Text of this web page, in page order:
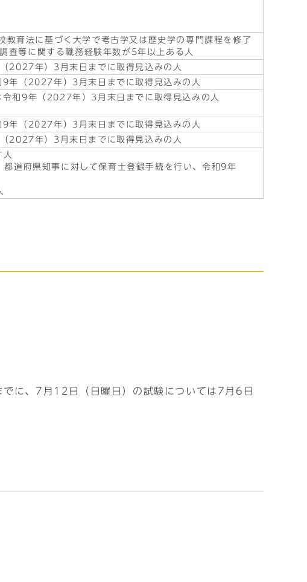
育法に基づく大学で考古学又は歴史学の専門課程を修了
査等に関する職務経験年数が5年以上ある人
2027年）3月末日までに取得見込みの人
年（2027年）3月末日までに取得見込みの人
和9年（2027年）3月末日までに取得見込みの人
年（2027年）3月末日までに取得見込みの人
2027年）3月末日までに取得見込みの人
道府県知事に対して保育士登録手続を行い、令和9年
に、7月12日（日曜日）の試験については7月6日